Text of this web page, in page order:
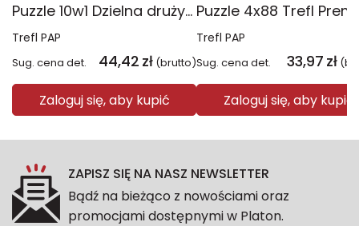
Puzzle 10w1 Dzielna drużyna Psiego Patrolu 96012
Trefl PAP
Sug. cena det. 44,42 zł (brutto)
Zaloguj się, aby kupić
Trefl PAP
Sug. cena det. 33,97 zł
Zaloguj się, aby kupić
ZAPISZ SIĘ NA NASZ NEWSLETTER
Bądź na bieżąco z nowościami oraz
promocjami dostępnymi w Platon.